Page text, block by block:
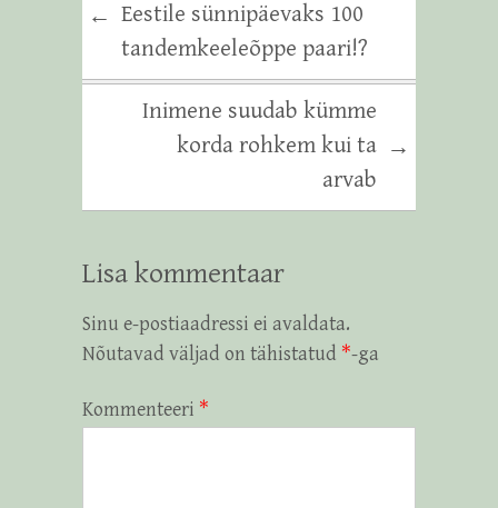
← Eestile sünnipäevaks 100
tandemkeeleõppe paari!?
Inimene suudab kümme
korda rohkem kui ta
arvab
→
Lisa kommentaar
Sinu e-postiaadressi ei avaldata.
Nõutavad väljad on tähistatud *-ga
Kommenteeri *